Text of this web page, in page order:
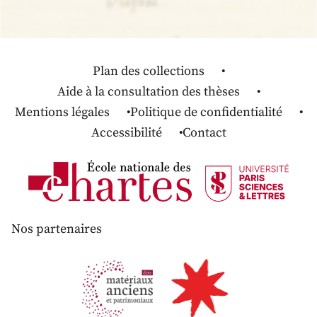
Plan des collections
Aide à la consultation des thèses
Mentions légales
Politique de confidentialité
Accessibilité
Contact
Nos partenaires